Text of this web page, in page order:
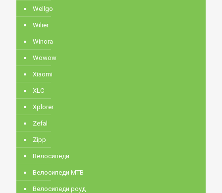
Wellgo
Wilier
Winora
Wowow
Xiaomi
XLC
Xplorer
Zefal
Zipp
Велосипеди
Велосипеди MTB
Велосипеди роуд